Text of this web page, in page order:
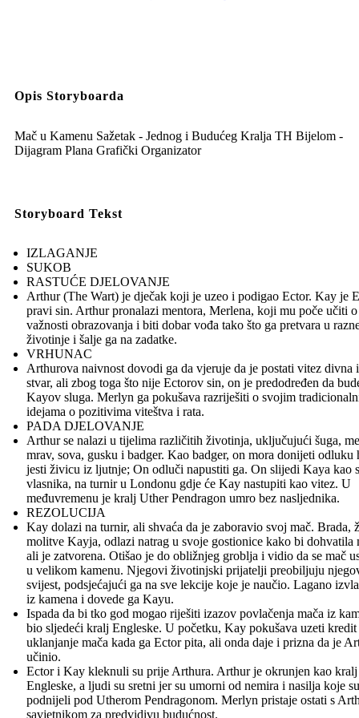
Opis Storyboarda
Mač u Kamenu Sažetak - Jednog i Budućeg Kralja TH Bijelom -
Dijagram Plana Grafički Organizator
Storyboard Tekst
IZLAGANJE
SUKOB
RASTUĆE DJELOVANJE
Arthur (The Wart) je dječak koji je uzeo i podigao Ector. Kay je
pravi sin. Arthur pronalazi mentora, Merlena, koji mu poče učiti o
važnosti obrazovanja i biti dobar vođa tako što ga pretvara u
životinje i šalje ga na zadatke.
VRHUNAC
Arthurova naivnost dovodi ga da vjeruje da je postati vitez divna
stvar, ali zbog toga što nije Ectorov sin, on je predodređen da
Kayov sluga. Merlyn ga pokušava razriješiti o svojim
idejama o pozitivima viteštva i rata.
PADA DJELOVANJE
Arthur se nalazi u tijelima različitih životinja, uključujući šuga,
mrav, sova, gusku i badger. Kao badger, on mora donijeti odluku
jesti živicu iz ljutnje; On odluči napustiti ga. On slijedi Kaya kao
vlasnika, na turnir u Londonu gdje će Kay nastupiti kao vitez. U
međuvremenu je kralj Uther Pendragon umro bez nasljednika.
REZOLUCIJA
Kay dolazi na turnir, ali shvaća da je zaboravio svoj mač. Brada,
molitve Kayja, odlazi natrag u svoje gostionice kako bi dohvatila
ali je zatvorena. Otišao je do obližnjeg groblja i vidio da se mač
u velikom kamenu. Njegovi životinjski prijatelji preobiljuju
svijest, podsjećajući ga na sve lekcije koje je naučio. Lagano
iz kamena i dovede ga Kayu.
Ispada da bi tko god mogao riješiti izazov povlačenja mača iz
bio sljedeći kralj Engleske. U početku, Kay pokušava uzeti kredit
uklanjanje mača kada ga Ector pita, ali onda daje i prizna da je
učinio.
Ector i Kay kleknuli su prije Arthura. Arthur je okrunjen kao kralj
Engleske, a ljudi su sretni jer su umorni od nemira i nasilja koje su
podnijeli pod Utherom Pendragonom. Merlyn pristaje ostati s
savjetnikom za predvidivu budućnost.